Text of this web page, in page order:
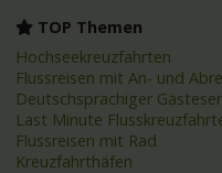
TOP Themen
Hochseekreuzfahrten
Flussreisen mit An- und
Deutschsprachiger
Last Minute
Flussreisen mit Rad
Kreuzfahrthäfen